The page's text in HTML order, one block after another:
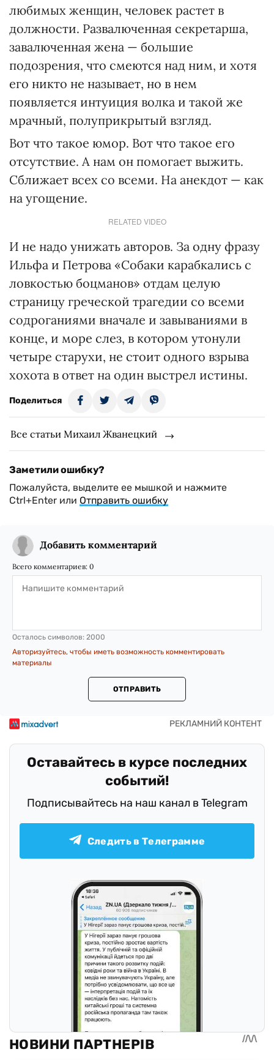
любимых женщин, человек растет в
должности. Развалюченная секретарша,
завалюченная жена — большие
подозрения, что смеются над ним, и хотя
его никто не называет, но в нем
появляется интуиция волка и такой же
мрачный, полуприкрытый взгляд.
Вот что такое юмор. Вот что такое его
отсутствие. А нам он помогает выжить.
Сближает всех со всеми. На анекдот — как
на угощение.
RELATED VIDEO
И не надо унижать авторов. За одну фразу
Ильфа и Петрова «Собаки карабкались с
ловкостью боцманов» отдам целую
страницу греческой трагедии со всеми
содроганиями вначале и завываниями в
конце, и море слез, в котором утонули
четыре старухи, не стоит одного взрыва
хохота в ответ на один выстрел истины.
Поделиться
Все статьи Михаил Жванецкий
Заметили ошибку?
Пожалуйста, выделите ее мышкой и нажмите
Ctrl+Enter или Отправить ошибку
Добавить комментарий
Всего комментариев: 0
Осталось символов: 2000
Авторизуйтесь, чтобы иметь возможность комментировать
материалы
ОТПРАВИТЬ
Оставайтесь в курсе последних
событий!
Подписывайтесь на наш канал в Telegram
Следить в Телеграмме